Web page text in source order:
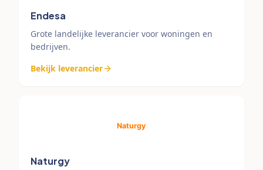
Endesa
Grote landelijke leverancier voor woningen en
bedrijven.
Bekijk leverancier
Naturgy